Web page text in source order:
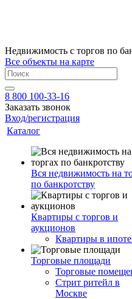
Недвижимость с торгов по
Все объекты на карте
8 800 100-33-16
Заказать звонок
Вход/регистрация
Каталог
Вся недвижимость на
по банкротству
Квартиры с торгов и
аукционов
Квартиры в
Торговые площади
Торговые
Стрит ритейл в
Москве